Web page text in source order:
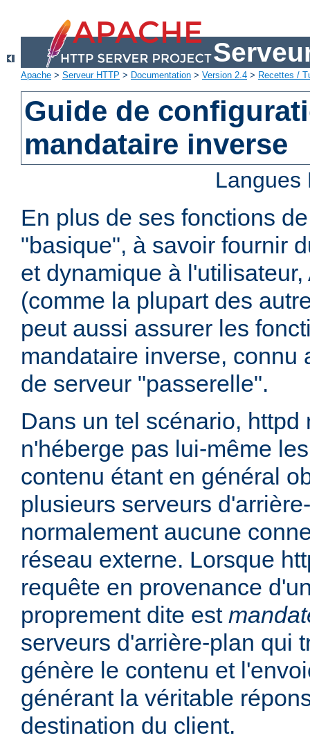
Apache > Serveur HTTP > Documentation > Version 2.4 > Recettes /
Guide de
mandataire inverse
En plus de ses fonctions
"basique", à savoir fournir
et dynamique à
(comme la plupart des
peut aussi assurer les
mandataire inverse, connu
de serveur "passerelle".
Dans un tel scénario, httpd
n'héberge pas lui-même
contenu étant en général
plusieurs serveurs
normalement aucune
réseau externe. Lorsque
requête en provenance
proprement dite est
serveurs d'arrière-plan qui
génère le contenu et
générant la véritable
destination du client.